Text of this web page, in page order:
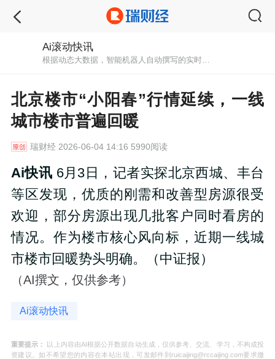
Ai滚动快讯
根据动态大数据，智能机器人自动撰写的实时快讯播报。秒级初稿，紧跟最新消息。
北京楼市“小阳春”行情延续，一线
城市楼市普遍回暖
瑞财经2026-06-04 14:16 5990阅读
Ai快讯 6月3日，记者实探北京西城、丰台
等区发现，优质的刚需和改善型房源很受
欢迎，部分房源出现几批客户同时看房的
情况。作为楼市核心风向标，近期一线城
市楼市回暖势头明确。（中证报）
（AI撰文，仅供参考）
Ai滚动快讯
重要提示：
以上内容由AI根据公开数据自动生成，仅供参考、交流、学习，不构成投
资建议。如不希望您的内容在本站出现，可发邮件到ruicaijing@rccaijing.com要求撤